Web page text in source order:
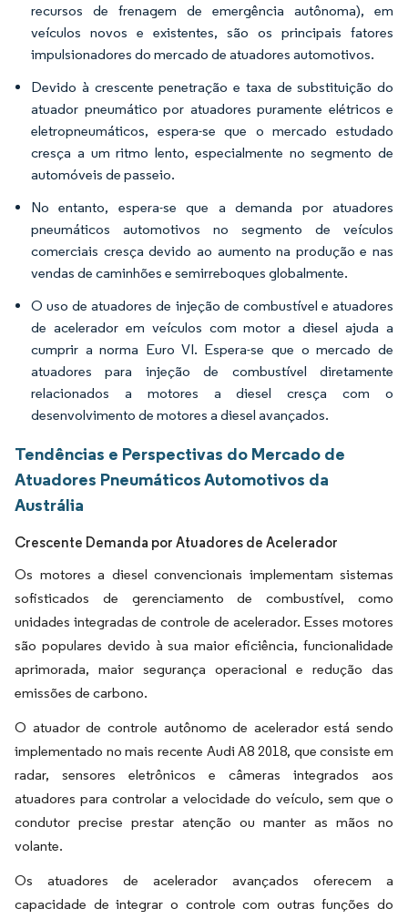
recursos de frenagem de emergência autônoma), em
veículos novos e existentes, são os principais fatores
impulsionadores do mercado de atuadores automotivos.
Devido à crescente penetração e taxa de substituição do
atuador pneumático por atuadores puramente elétricos e
eletropneumáticos, espera-se que o mercado estudado
cresça a um ritmo lento, especialmente no segmento de
automóveis de passeio.
No entanto, espera-se que a demanda por atuadores
pneumáticos automotivos no segmento de veículos
comerciais cresça devido ao aumento na produção e nas
vendas de caminhões e semirreboques globalmente.
O uso de atuadores de injeção de combustível e atuadores
de acelerador em veículos com motor a diesel ajuda a
cumprir a norma Euro VI. Espera-se que o mercado de
atuadores para injeção de combustível diretamente
relacionados a motores a diesel cresça com o
desenvolvimento de motores a diesel avançados.
Tendências e Perspectivas do Mercado de
Atuadores Pneumáticos Automotivos da
Austrália
Crescente Demanda por Atuadores de Acelerador
Os motores a diesel convencionais implementam sistemas
sofisticados de gerenciamento de combustível, como
unidades integradas de controle de acelerador. Esses motores
são populares devido à sua maior eficiência, funcionalidade
aprimorada, maior segurança operacional e redução das
emissões de carbono.
O atuador de controle autônomo de acelerador está sendo
implementado no mais recente Audi A8 2018, que consiste em
radar, sensores eletrônicos e câmeras integrados aos
atuadores para controlar a velocidade do veículo, sem que o
condutor precise prestar atenção ou manter as mãos no
volante.
Os atuadores de acelerador avançados oferecem a
capacidade de integrar o controle com outras funções do